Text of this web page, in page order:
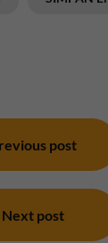
post
Next post